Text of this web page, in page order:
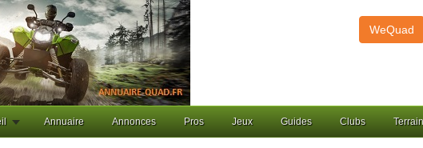
WeQuad
Annuaire Annonces Pros Jeux Guides Clubs